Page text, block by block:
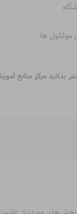
ها
بدانیدمرکز منابع